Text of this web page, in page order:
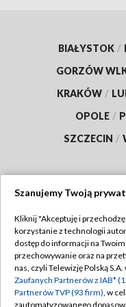
BIAŁYSTOK /
GORZÓW
KRAKÓW /
OPOLE /
SZCZECIN /
Abonament TVP
Emisja w TVP
Centrum informacji
Szanujemy Twoją
Kliknij "Akceptuję i
korzystanie z technologii
dostęp do informacji na
przechowywanie oraz na
nas, czyli Telewizję Polską
Zaufanych Partnerów z IAB*
Partnerów TVP (93 firm), w
zautomatyzowanego